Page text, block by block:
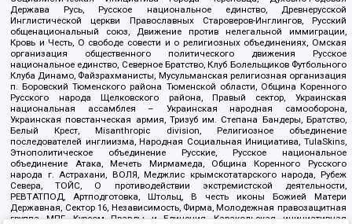
Держава Русь, Русское национальное единство, Древнерусской
Инглистической церкви Православных Староверов-Инглингов, Русский
общенациональный союз, Движение против нелегальной иммиграции,
Кровь и Честь, О свободе совести и о религиозных объединениях, Омская
организация общественного политического движения Русское
национальное единство, Северное Братство, Клуб Болельщиков Футбольного
Клуба Динамо, Файзрахманисты, Мусульманская религиозная организация
п. Боровский Тюменского района Тюменской области, Община Коренного
Русского народа Щелковского района, Правый сектор, Украинская
национальная ассамблея – Украинская народная самооборона,
Украинская повстанческая армия, Тризуб им. Степана Бандеры, Братство,
Белый Крест, Misanthropic division, Религиозное объединение
последователей инглиизма, Народная Социальная Инициатива, TulaSkins,
Этнополитическое объединение Русские, Русское национальное
объединение Атака, Мечеть Мирмамеда, Община Коренного Русского
народа г. Астрахани, ВОЛЯ, Меджлис крымскотатарского народа, Рубеж
Севера, ТОЙС, О противодействии экстремистской деятельности,
РЕВТАТПОД, Артподготовка, Штольц, В честь иконы Божией Матери
Державная, Сектор 16, Независимость, Фирма, Молодежная правозащитная
группа МПГ, Курсом Правды и Единения, Каракольская инициативная